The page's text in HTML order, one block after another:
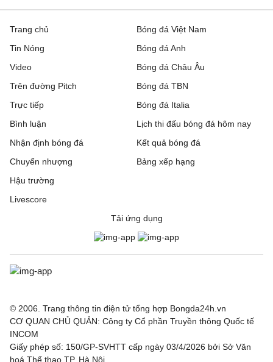
0 - 1 Wigan Athletic
Bristol Rovers 0 - 1 Peterboroug United
Reading
Burnley 1 - 1 Notts County
Burton Albion
2 - 2
1 - 1
Derby County
Gillingham 0 - 2 Luton Town
Grimsby Town 0 - 2 Blackpool
Trang chủ
Tin Nóng
Video
Trên đường Pitch
Trực tiếp
Bóng đá Việt Nam
Bóng đá Anh
Bóng đá Châu Âu
Bóng đá TBN
Bóng đá Italia
Bình luận
Nhận định bóng đá
Chuyển nhượng
Hậu trường
Livescore
Lịch thi đấu bóng đá hôm nay
Kết quả bóng đá
Bảng xếp hạng
Tải ứng dụng
© 2006. Trang thông tin điện tử tổng hợp Bongda24h.vn
CƠ QUAN CHỦ QUẢN: Công ty Cổ phần Truyền thông Quốc tế
INCOM
Giấy phép số: 150/GP-SVHTT cấp ngày 03/4/2026 bởi Sở Văn
hoá Thể thao TP. Hà Nội